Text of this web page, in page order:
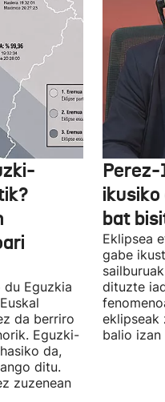
Eguzkia
da berriro
Eguzki-
da,
ditu.
zuzenean
Perez-
ikusiko
bat
Eklipsea
gabe
dituzte
eklipseak
balio izan